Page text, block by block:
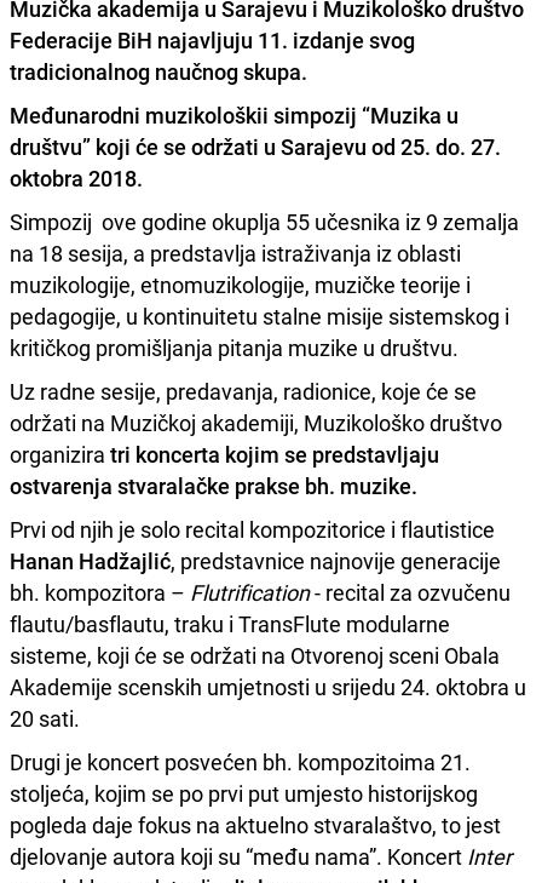
Muzička akademija u Sarajevu i Muzikološko društvo
Federacije BiH najavljuju 11. izdanje svog
tradicionalnog naučnog skupa.
Međunarodni muzikološkii simpozij “Muzika u
društvu” koji će se održati u Sarajevu od 25. do. 27.
oktobra 2018.
Simpozij ove godine okuplja 55 učesnika iz 9 zemalja
na 18 sesija, a predstavlja istraživanja iz oblasti
muzikologije, etnomuzikologije, muzičke teorije i
pedagogije, u kontinuitetu stalne misije sistemskog i
kritičkog promišljanja pitanja muzike u društvu.
Uz radne sesije, predavanja, radionice, koje će se
održati na Muzičkoj akademiji, Muzikološko društvo
organizira tri koncerta kojim se predstavljaju
ostvarenja stvaralačke prakse bh. muzike.
Prvi od njih je solo recital kompozitorice i flautistice
Hanan Hadžajlić, predstavnice najnovije generacije
bh. kompozitora – Flutrification- recital za ozvučenu
flautu/basflautu, traku i TransFlute modularne
sisteme, koji će se održati na Otvorenoj sceni Obala
Akademije scenskih umjetnosti u srijedu 24. oktobra u
20 sati.
Drugi je koncert posvećen bh. kompozitoima 21.
stoljeća, kojim se po prvi put umjesto historijskog
pogleda daje fokus na aktuelno stvaralaštvo, to jest
djelovanje autora koji su “među nama”. Koncert Inter